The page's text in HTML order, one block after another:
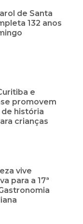
de Santa
132 anos
e
promovem
história
crianças
vive
para a 17ª